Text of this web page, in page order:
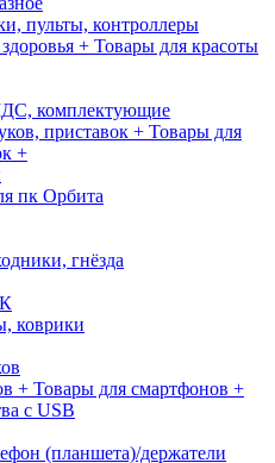
пульты, контроллеры
Товары для красоты
комплектующие
Товары для
+
пк Орбита
гнёзда
коврики
Товары для смартфонов +
с USB
(планшета)/держатели